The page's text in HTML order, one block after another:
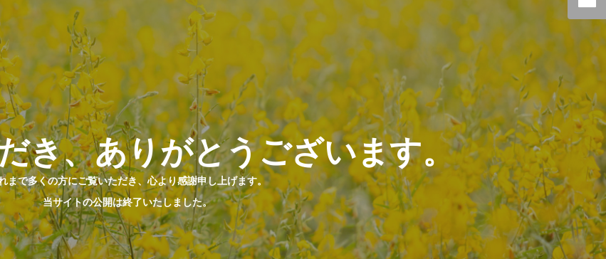
き、ありがとうございます。
まで多くの方にご覧いただき、心より感謝申し上げます。
当サイトの公開は終了いたしました。